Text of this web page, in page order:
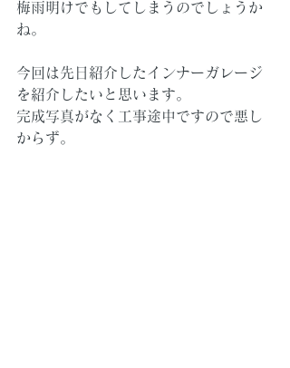
梅雨明けでもしてしまうのでしょうか
ね。
今回は先日紹介したインナーガレージ
を紹介したいと思います。
完成写真がなく工事途中ですので悪し
からず。